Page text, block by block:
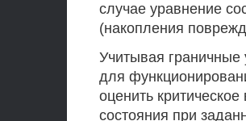
случае уравнение
(накопления
Учитывая
для
оценить
состояния при